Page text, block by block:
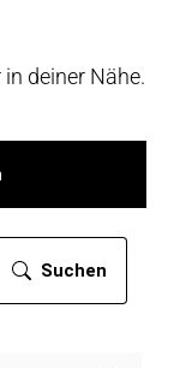
deiner Nähe.